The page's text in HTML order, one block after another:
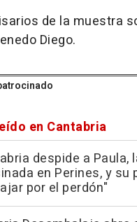
de la muestra
Diego.
en Cantabria
despide a Paula,
en Perines, y su
por el perdón"